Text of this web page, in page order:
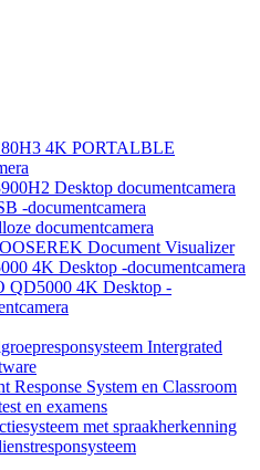
4K PORTALBLE
Desktop documentcamera
-documentcamera
documentcamera
Document Visualizer
4K Desktop -documentcamera
QD5000 4K Desktop -
Intergrated
Response System en Classroom
en examens
met spraakherkenning